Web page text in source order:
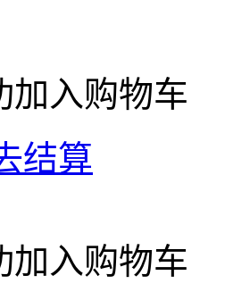
加入购物车
结算
加入购物车